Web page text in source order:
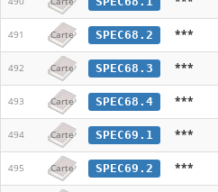
491 Carte SPEC68.2 ***
492 Carte SPEC68.3 ***
493 Carte SPEC68.4 ***
494 Carte SPEC69.1 ***
495 Carte SPEC69.2 ***